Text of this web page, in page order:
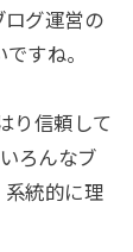
ログ運営の
すね。
り信頼して
ろんなブ
系統的に理